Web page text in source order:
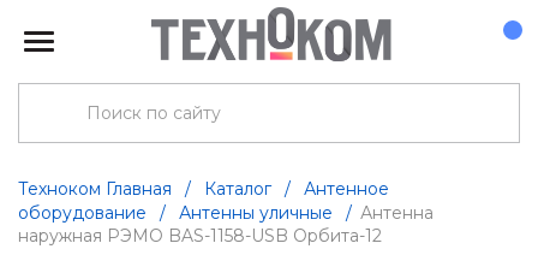
Техноком Главная / Каталог /
Антенное
оборудование
/ Антенны уличные / Антенна
наружная РЭМО BAS-1158-USB Орбита-12